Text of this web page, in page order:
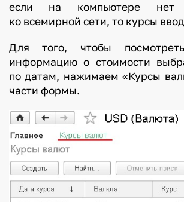
если на компьютере нет
ко всемирной сети, то курсы
Для того, чтобы
информацию о стоимости
по датам, нажимаем «Курсы
части формы.